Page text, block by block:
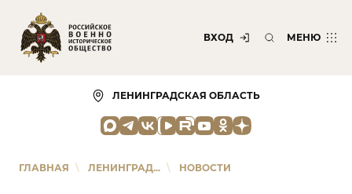
ВХОД МЕНЮ
ЛЕНИНГРАДСКАЯ ОБЛАСТЬ
ГЛАВНАЯ \ ЛЕНИНГРАД... \ НОВОСТИ